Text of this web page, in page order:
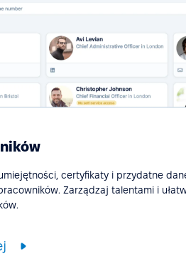
certyfikaty i przydatne
Zarządzaj talentami i